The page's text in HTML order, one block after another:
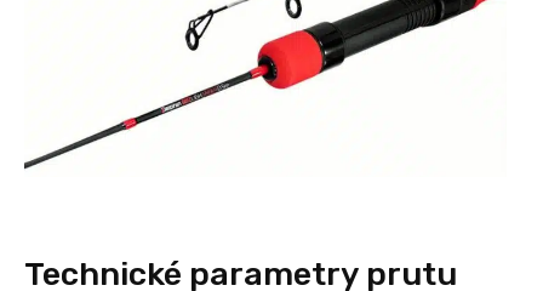
Technické parametry prutu